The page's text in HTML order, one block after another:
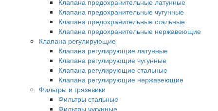
Клапана предохранительные латунные
Клапана предохранительные чугунные
Клапана предохранительные стальные
Клапана предохранительные нержавеющие
Клапана регулирующие
Клапана регулирующие латунные
Клапана регулирующие чугунные
Клапана регулирующие стальные
Клапана регулирующие нержавеющие
Фильтры и грязевики
Фильтры стальные
Фильтры чугунные